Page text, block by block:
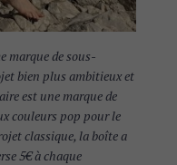
marque de sous-
bien plus ambitieux et
est une marque de
couleurs pop pour le
classique, la boîte a
5€ à chaque